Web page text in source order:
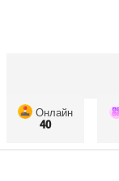
Онлайн
40